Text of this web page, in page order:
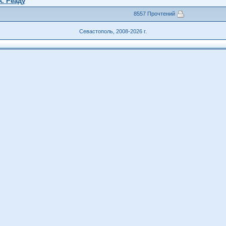
8557 Прочтений
Севастополь, 2008-2026 г.